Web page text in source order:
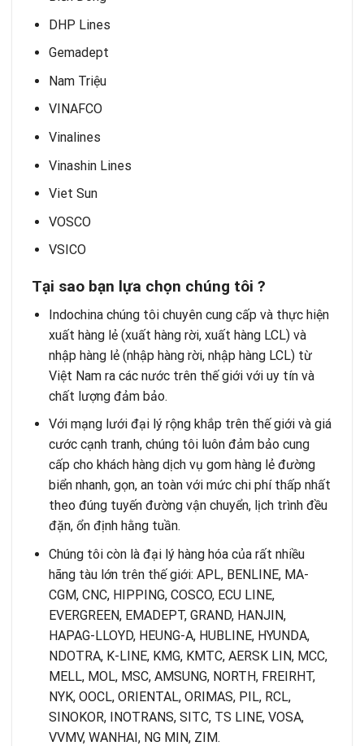
DHP Lines
Gemadept
Nam Triệu
VINAFCO
Vinalines
Vinashin Lines
Viet Sun
VOSCO
VSICO
Tại sao bạn lựa chọn chúng tôi ?
Indochina chúng tôi chuyên cung cấp và thực hiện
xuất hàng lẻ (xuất hàng rời, xuất hàng LCL) và
nhập hàng lẻ (nhập hàng rời, nhập hàng LCL) từ
Việt Nam ra các nước trên thế giới với uy tín và
chất lượng đảm bảo.
Với mạng lưới đại lý rộng khắp trên thế giới và giá
cước cạnh tranh, chúng tôi luôn đảm bảo cung
cấp cho khách hàng dịch vụ gom hàng lẻ đường
biển nhanh, gọn, an toàn với mức chi phí thấp nhất
theo đúng tuyến đường vận chuyển, lịch trình đều
đặn, ổn định hằng tuần.
Chúng tôi còn là đại lý hàng hóa của rất nhiều
hãng tàu lớn trên thế giới: APL, BENLINE, MA-
CGM, CNC, HIPPING, COSCO, ECU LINE,
EVERGREEN, EMADEPT, GRAND, HANJIN,
HAPAG-LLOYD, HEUNG-A, HUBLINE, HYUNDA,
NDOTRA, K-LINE, KMG, KMTC, AERSK LIN, MCC,
MELL, MOL, MSC, AMSUNG, NORTH, FREIRHT,
NYK, OOCL, ORIENTAL, ORIMAS, PIL, RCL,
SINOKOR, INOTRANS, SITC, TS LINE, VOSA,
VVMV, WANHAI, NG MIN, ZIM.